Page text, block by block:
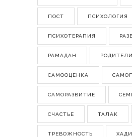
ПОСТ ПСИХОЛОГИЯ
ПСИХОТЕРАПИЯ
РАМАДАН РОДИТЕЛИ
САМООЦЕНКА
САМОРАЗВИТИЕ
СЧАСТЬЕ ТАЛАК
ТРЕВОЖНОСТЬ